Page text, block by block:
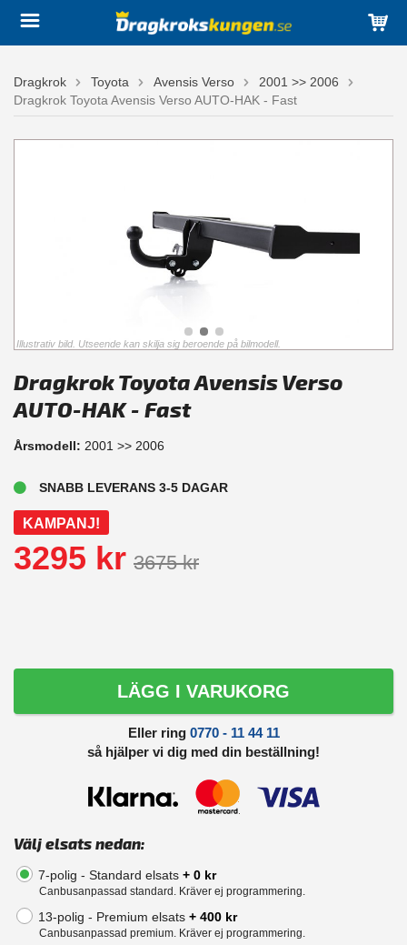
Dragkrok Toyota Avensis Verso
2001 >> 2006
Dragkrok Toyota Avensis Verso AUTO-HAK - Fast
Illustrativ bild. Utseende kan skilja sig beroende på bilmodell.
Dragkrok Toyota Avensis Verso
AUTO-HAK - Fast
Årsmodell: 2001 >> 2006
SNABB LEVERANS 3-5 DAGAR
KAMPANJ!
3295 kr 3675 kr
LÄGG I VARUKORG
Eller ring 0770 - 11 44 11
så hjälper vi dig med din beställning!
Välj elsats nedan:
7-polig - Standard elsats + 0 kr
Canbusanpassad standard. Kräver ej programmering.
13-polig - Premium elsats + 400 kr
Canbusanpassad premium. Kräver ej programmering.